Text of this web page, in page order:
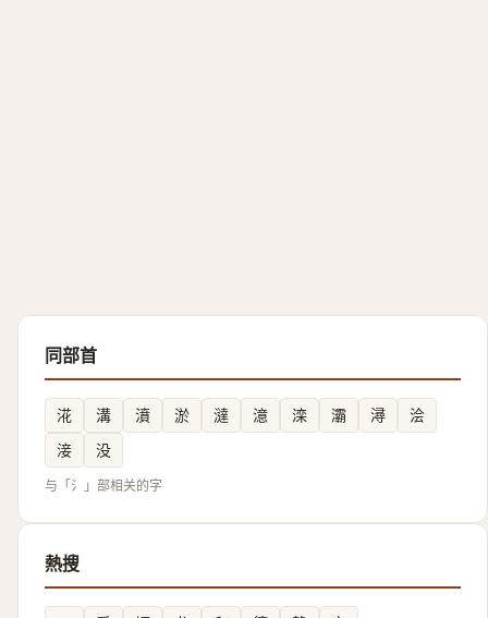
同部首
㳸 溝 濆 淤 澾 澺 滦 灞 潯
浍
淁
没
与「氵」部相关的字
熱搜